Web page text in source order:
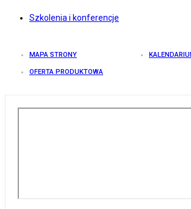
Szkolenia i konferencje
MAPA STRONY
OFERTA PRODUKTOWA